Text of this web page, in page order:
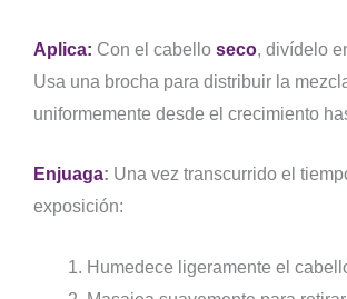
Aplica: Con el cabello seco, divídelo
Usa una brocha para distribuir la
uniformemente desde el crecimiento
Enjuaga: Una vez transcurrido el
exposición:
Humedece ligeramente el